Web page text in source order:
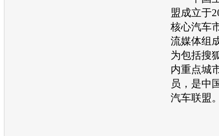
盟成立于
核心汽车
流媒体组
为包括搜
内重点城
员，是中
汽车联盟